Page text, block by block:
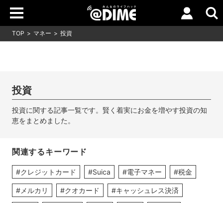
TOP マネー 投資
投資
投資に関する記事一覧です。賢く着実にお金を増やす投資の知
恵をまとめました。
関連するキーワード
#クレジットカード #Suica #電子マネー #税金
#メルカリ #クオカード #キャッシュレス決済